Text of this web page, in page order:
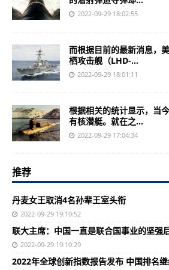
2022-09-29 18:02:55
而根据目前的最新消息，
栖攻击舰（LHD-...
2022-09-29 18:01:11
根据相关的统计显示，当
有核潜艇。就在之...
2022-09-29 17:04:34
推荐
丹麦女王取消4名孙辈王室头衔
2022-09-29 19:10:52
联大主席：中国一直是联合国事业的坚强
2022-09-29 19:10:29
2022年全球创新指数报告发布 中国排名